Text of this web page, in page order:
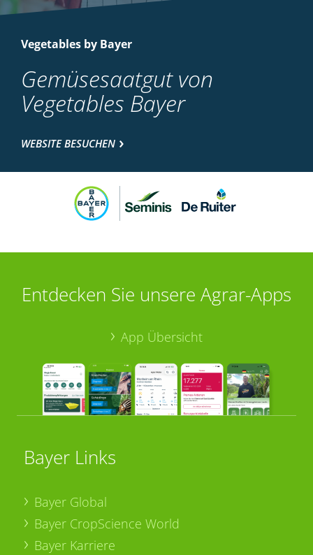
Vegetables by Bayer
Gemüsesaatgut von
Vegetables Bayer
WEBSITE BESUCHEN
Entdecken Sie unsere Agrar-Apps
App Übersicht
Bayer Links
Bayer Global
Bayer CropScience World
Bayer Karriere